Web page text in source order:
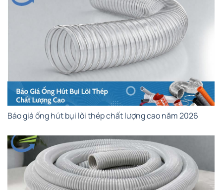
Báo giá ống hút bụi lõi thép chất lượng cao năm 2026